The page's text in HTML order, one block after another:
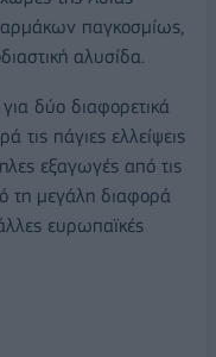
παγκοσμίως,
αλυσίδα.
δύο διαφορετικά
τις πάγιες ελλείψεις
εξαγωγές από τις
τη μεγάλη διαφορά
ευρωπαϊκές